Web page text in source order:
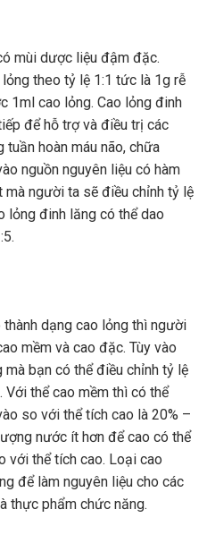
mùi dược liệu đậm đặc.
theo tỷ lệ 1:1 tức là 1g rễ
1ml cao lỏng. Cao lỏng đinh
để hỗ trợ và điều trị các
tuần hoàn máu não, chữa
nguồn nguyên liệu có hàm
mà người ta sẽ điều chỉnh tỷ lệ
lỏng đinh lăng có thể dao
dạng cao lỏng thì người
mềm và cao đặc. Tùy vào
bạn có thể điều chỉnh tỷ lệ
Với thể cao mềm thì có thể
so với thể tích cao là 20% –
nước ít hơn để cao có thể
với thể tích cao. Loại cao
để làm nguyên liệu cho các
thực phẩm chức năng.